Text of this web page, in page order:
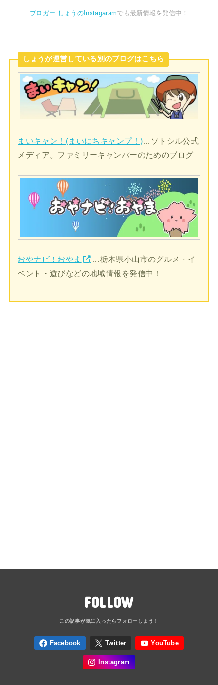
ブロガー しょうのInstagaramでも最新情報を発信中！
しょうが運営している別のブログはこちら
まいキャン！(まいにちキャンプ！)…ソトシル公式
メディア。ファミリーキャンパーのためのブログ
おやナビ！おやま
…栃木県小山市のグルメ・イ
ベント・遊びなどの地域情報を発信中！
FOLLOW